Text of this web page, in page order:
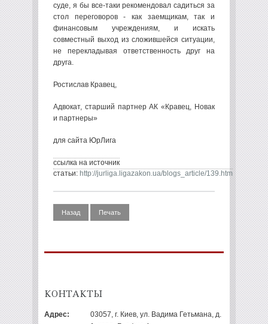
суде, я бы все-таки рекомендовал садиться за
стол переговоров - как заемщикам, так и
финансовым учреждениям, и искать
совместный выход из сложившейся ситуации,
не перекладывая ответственность друг на
друга.
Ростислав Кравец,
Адвокат, старший партнер АК «Кравец, Новак
и партнеры»
для сайта ЮрЛига
ссылка на источник
статьи: http://jurliga.ligazakon.ua/blogs_article/139.htm
Назад Печать
КОНТАКТЫ
Адрес:
03057, г. Киев, ул. Вадима Гетьмана, д.